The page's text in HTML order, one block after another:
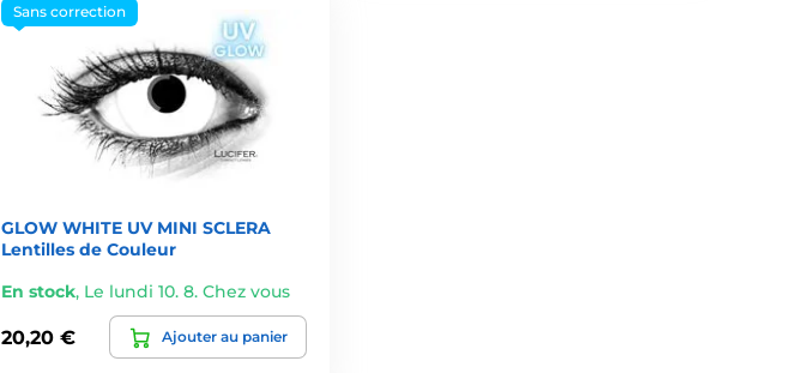
Sans correction
GLOW WHITE UV MINI SCLERA
Lentilles de Couleur
En stock, Le lundi 10. 8. Chez vous
20,20 € Ajouter au panier